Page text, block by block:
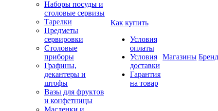
Наборы посуды и
столовые сервизы
Тарелки
Предметы
сервировки
Столовые
приборы
Графины,
декантеры и
штофы
Вазы для фруктов
и конфетницы
Масленки и
Как купить
Условия
оплаты
Условия
доставки
Гарантия
на товар
Магазины